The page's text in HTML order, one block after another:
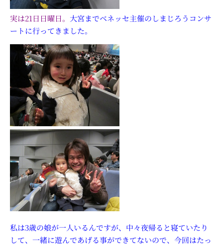
実は21日日曜日。 大宮までベネッセ主催のしまじろうコンサ
ートに行ってきました。
私は3歳の娘が一人いるんですが、中々夜帰ると寝ていたり
して、一緒に遊んであげる事ができてないので、今回はたっ